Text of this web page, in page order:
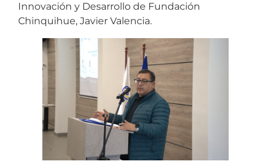
Innovación y Desarrollo de Fundación
Chinquihue, Javier Valencia.